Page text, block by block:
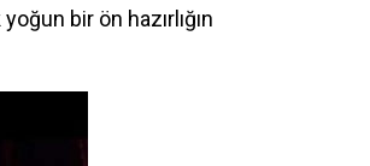
bir ön hazırlığın